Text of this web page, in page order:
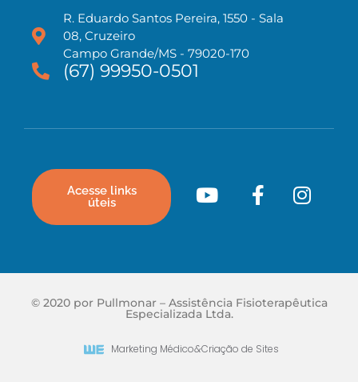
R. Eduardo Santos Pereira, 1550 - Sala
08, Cruzeiro
Campo Grande/MS - 79020-170
(67) 99950-0501
Acesse links
úteis
© 2020 por Pullmonar – Assistência Fisioterapêutica
Especializada Ltda.
Marketing Médico&Criação de Sites